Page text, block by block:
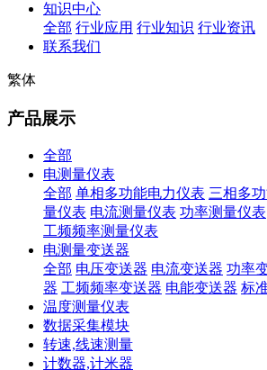
知识中心
全部 行业应用 行业知识 行业资讯
联系我们
繁体
产品展示
全部
电测量仪表
全部 单相多功能电力仪表 三相多
量仪表 电流测量仪表 功率测量仪表
工频频率测量仪表
电测量变送器
全部 电压变送器 电流变送器 功率
器 工频频率变送器 电能变送器 标
温度测量仪表
数据采集模块
转速,线速测量
计数器,计米器